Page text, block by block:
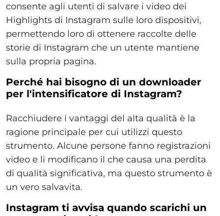
consente agli utenti di salvare i video dei
Highlights di Instagram sulle loro dispositivi,
permettendo loro di ottenere raccolte delle
storie di Instagram che un utente mantiene
sulla propria pagina.
Perché hai bisogno di un downloader
per l'intensificatore di Instagram?
Racchiudere i vantaggi del alta qualità è la
ragione principale per cui utilizzi questo
strumento. Alcune persone fanno registrazioni
video e li modificano il che causa una perdita
di qualità significativa, ma questo strumento è
un vero salvavita.
Instagram ti avvisa quando scarichi un